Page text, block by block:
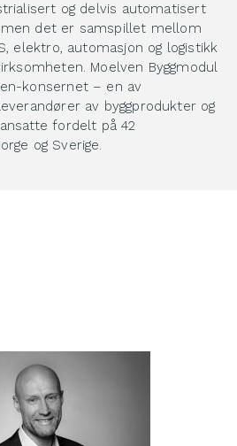
og delvis automatisert
det er samspillet mellom
elektro, automasjon og logistikk
Moelven Byggmodul
konsernet – en av
av byggprodukter og
fordelt på 42
og Sverige.